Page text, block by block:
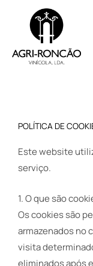
POLÍTICA DE
Este website
serviço.
1. O que são
Os cookies são
armazenados no
visita
eliminados após